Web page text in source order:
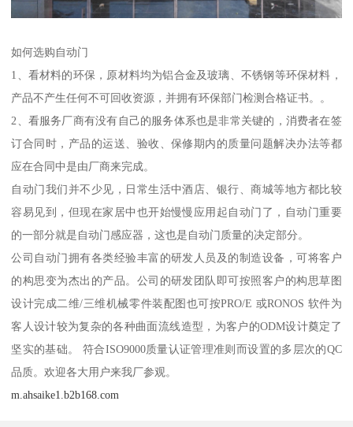
如何选购自动门
1、看材料的环保，原材料均为铝合金及玻璃、不锈钢等环保材料，
产品不产生任何不可回收资源，并拥有环保部门检测合格证书。。
2、看服务厂商有没有自己的服务体系也是非常关键的，消费者在签
订合同时，产品的运送、验收、保修期内的质量问题解决办法等都
应在合同中是由厂商来完成。
自动门我们并不少见，日常生活中酒店、银行、商城等地方都比较
容易见到，但现在家居中也开始慢慢应用起自动门了，自动门重要
的一部分就是自动门感应器，这也是自动门质量的决定部分。
公司自动门拥有各类经验丰富的研发人员及的制造设备，可将客户
的构思变为杰出的产品。公司的研发团队即可按照客户的构思草图
设计完成二维/三维机械零件装配图也可按PRO/E 或RONOS 软件为
客人设计较为复杂的各种曲面流线造型，为客户的ODM设计奠定了
坚实的基础。 符合ISO9000质量认证管理准则而设置的多层次的QC
品质。欢迎各大用户来我厂参观。
m.ahsaike1.b2b168.com